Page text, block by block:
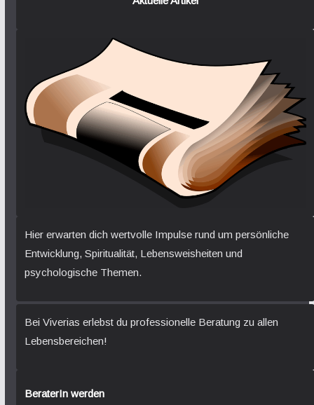
Hier erwarten dich wertvolle Impulse rund um persönliche
Entwicklung, Spiritualität, Lebensweisheiten und
psychologische Themen.
Bei Viverias erlebst du professionelle Beratung zu allen
Lebensbereichen!
BeraterIn werden